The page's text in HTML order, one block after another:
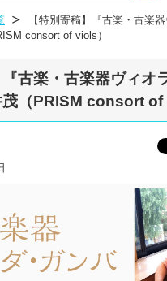
【特別寄稿】『古楽・古楽器
consort of viols）
『古楽・古楽器ヴィオ
茂（PRISM consort of